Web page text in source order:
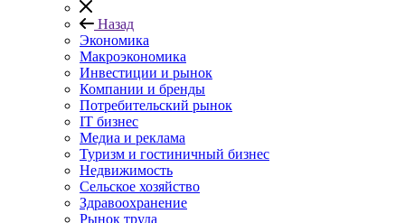
Назад
Экономика
Макроэкономика
Инвестиции и рынок
Компании и бренды
Потребительский рынок
IT бизнес
Медиа и реклама
Туризм и гостиничный бизнес
Недвижимость
Сельское хозяйство
Здравоохранение
Рынок труда